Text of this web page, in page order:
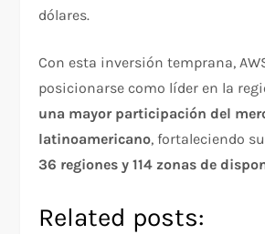
dólares.
Con esta inversión temprana,
posicionarse como líder en la
una mayor participación del
latinoamericano, fortaleciendo
36 regiones y 114 zonas de
Related posts: